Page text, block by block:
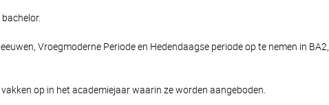
Vroegmoderne Periode en Hedendaagse periode op te nemen in
op in het academiejaar waarin ze worden aangeboden.